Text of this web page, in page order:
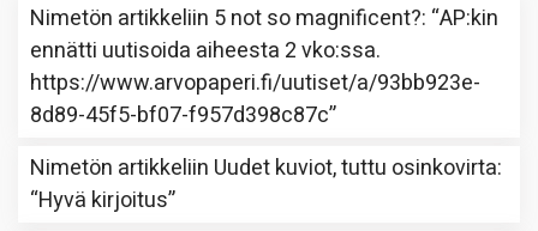
Nimetön artikkeliin 5 not so magnificent?: “AP:kin
ennätti uutisoida aiheesta 2 vko:ssa.
https://www.arvopaperi.fi/uutiset/a/93bb923e-
8d89-45f5-bf07-f957d398c87c”
Nimetön artikkeliin Uudet kuviot, tuttu osinkovirta:
“Hyvä kirjoitus”